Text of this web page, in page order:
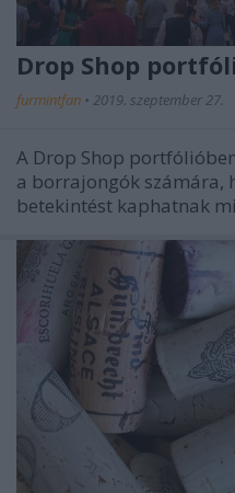
Drop Shop
furmintfan • 2019. szeptember 27.
A Drop Shop
a borrajongók számára,
betekintést kaphatnak